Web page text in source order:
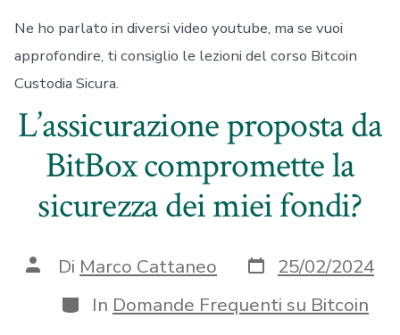
Ne ho parlato in diversi video youtube, ma se vuoi
approfondire, ti consiglio le lezioni del corso Bitcoin
Custodia Sicura.
L’assicurazione proposta da
BitBox compromette la
sicurezza dei miei fondi?
Autore
articolo
Di Marco Cattaneo Data
articolo
25/02/2024
Categorie
In Domande Frequenti su Bitcoin